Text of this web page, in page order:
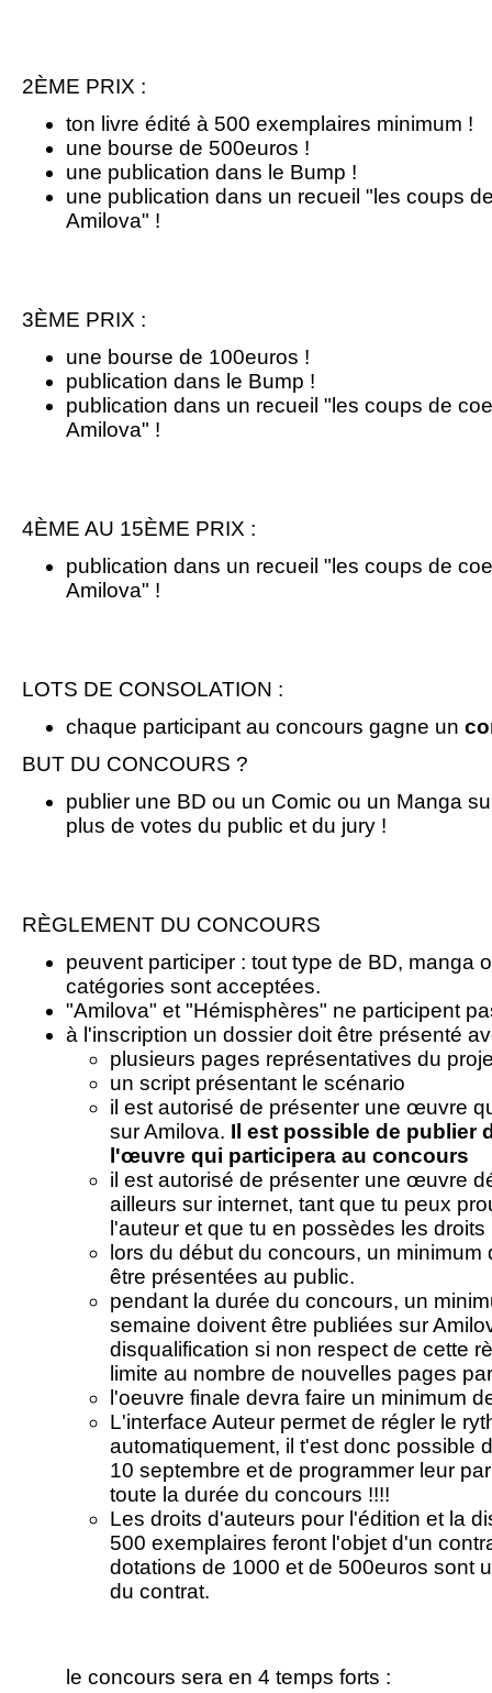
2ÈME PRIX :
ton livre édité à 500 exemplaires minimum !
une bourse de 500euros !
une publication dans le Bump !
une publication dans un recueil "les coups
Amilova" !
3ÈME PRIX :
une bourse de 100euros !
publication dans le Bump !
publication dans un recueil "les coups de
Amilova" !
4ÈME AU 15ÈME PRIX :
publication dans un recueil "les coups de
Amilova" !
LOTS DE CONSOLATION :
chaque participant au concours gagne un
BUT DU CONCOURS ?
publier une BD ou un Comic ou un Manga
plus de votes du public et du jury !
RÈGLEMENT DU CONCOURS
peuvent participer : tout type de BD, manga
catégories sont acceptées.
"Amilova" et "Hémisphères" ne participent
à l'inscription un dossier doit être présenté
plusieurs pages représentatives du
un script présentant le scénario
il est autorisé de présenter une œuvre
sur Amilova. Il est possible de publier
l'œuvre qui participera au concours
il est autorisé de présenter une œuvre
ailleurs sur internet, tant que tu peux
l'auteur et que tu en possèdes les droits
lors du début du concours, un
être présentées au public.
pendant la durée du concours, un
semaine doivent être publiées sur
disqualification si non respect de cette
limite au nombre de nouvelles pages
l'oeuvre finale devra faire un minimum
L'interface Auteur permet de régler le
automatiquement, il t'est donc possible
10 septembre et de programmer leur
toute la durée du concours !!!!
Les droits d'auteurs pour l'édition et la
500 exemplaires feront l'objet d'un
dotations de 1000 et de 500euros sont
du contrat.
le concours sera en 4 temps forts :